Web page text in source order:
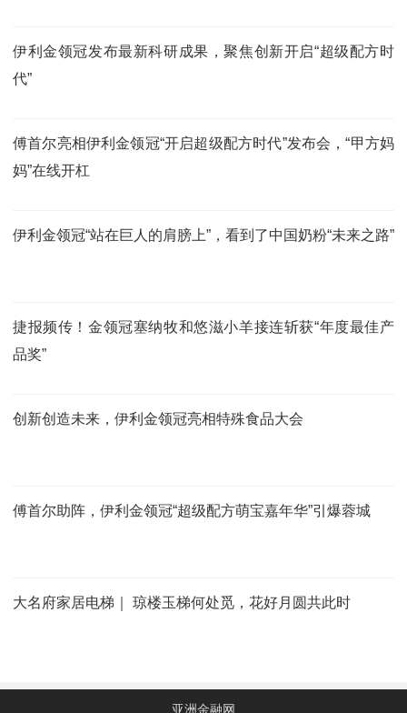
伊利金领冠发布最新科研成果，聚焦创新开启“超级配方时
代”
傅首尔亮相伊利金领冠“开启超级配方时代”发布会，“甲方妈
妈”在线开杠
伊利金领冠“站在巨人的肩膀上”，看到了中国奶粉“未来之路”
捷报频传！金领冠塞纳牧和悠滋小羊接连斩获“年度最佳产
品奖”
创新创造未来，伊利金领冠亮相特殊食品大会
傅首尔助阵，伊利金领冠“超级配方萌宝嘉年华”引爆蓉城
大名府家居电梯｜ 琼楼玉梯何处觅，花好月圆共此时
亚洲金融网